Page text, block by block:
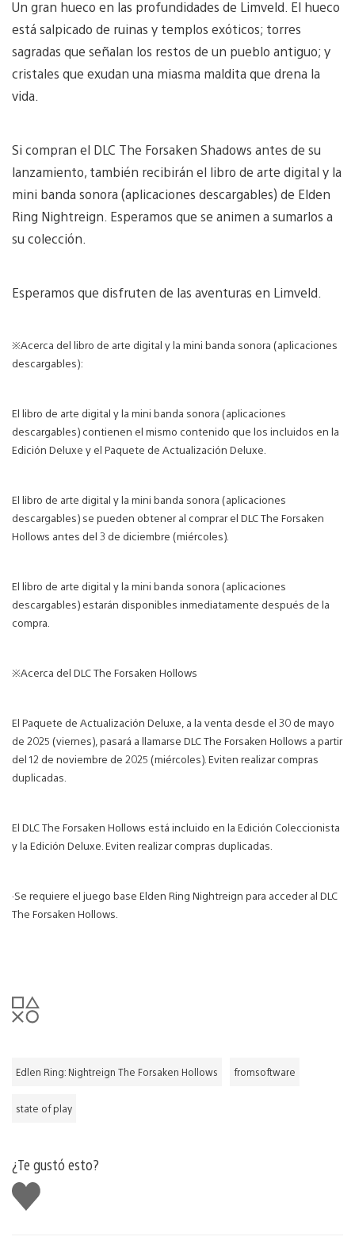
Un gran hueco en las profundidades de Limveld. El hueco
está salpicado de ruinas y templos exóticos; torres
sagradas que señalan los restos de un pueblo antiguo; y
cristales que exudan una miasma maldita que drena la
vida.
Si compran el DLC The Forsaken Shadows antes de su
lanzamiento, también recibirán el libro de arte digital y la
mini banda sonora (aplicaciones descargables) de Elden
Ring Nightreign. Esperamos que se animen a sumarlos a
su colección.
Esperamos que disfruten de las aventuras en Limveld.
※Acerca del libro de arte digital y la mini banda sonora (aplicaciones
descargables):
El libro de arte digital y la mini banda sonora (aplicaciones
descargables) contienen el mismo contenido que los incluidos en la
Edición Deluxe y el Paquete de Actualización Deluxe.
El libro de arte digital y la mini banda sonora (aplicaciones
descargables) se pueden obtener al comprar el DLC The Forsaken
Hollows antes del 3 de diciembre (miércoles).
El libro de arte digital y la mini banda sonora (aplicaciones
descargables) estarán disponibles inmediatamente después de la
compra.
※Acerca del DLC The Forsaken Hollows
El Paquete de Actualización Deluxe, a la venta desde el 30 de mayo
de 2025 (viernes), pasará a llamarse DLC The Forsaken Hollows a partir
del 12 de noviembre de 2025 (miércoles). Eviten realizar compras
duplicadas.
El DLC The Forsaken Hollows está incluido en la Edición Coleccionista
y la Edición Deluxe. Eviten realizar compras duplicadas.
·Se requiere el juego base Elden Ring Nightreign para acceder al DLC
The Forsaken Hollows.
Edlen Ring: Nightreign The Forsaken Hollows fromsoftware
state of play
¿Te gustó esto?
Me
gusta